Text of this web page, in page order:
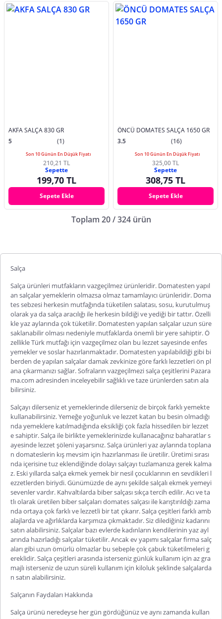
AKFA SALÇA 830 GR
5
(1)
Son 10 Günün En Düşük Fiyatı
210,21 TL
Sepette
199,70 TL
Sepete Ekle
ÖNCÜ DOMATES SALÇA 1650 GR
3.5
(16)
Son 10 Günün En Düşük Fiyatı
325,00 TL
Sepette
308,75 TL
Sepete Ekle
Toplam 20 / 324 ürün
Salça
Salça ürünleri mutfakların vazgeçilmez ürünleridir. Domatesten yapıl
an salçalar yemeklerin olmazsa olmaz tamamlayıcı ürünleridir. Doma
tes sebzesi herkesin mutfağında tüketilen salatası, sosu, kurutulmuş
olarak ya da salça aracılığı ile herkesin bildiği ve yediği bir tattır. Özelli
kle yaz aylarında çok tüketilir. Domatesten yapılan salçalar uzun süre
saklanabilir olması nedeniyle mutfaklarda önemli bir yere sahiptir. Ö
zellikle Türk mutfağı için vazgeçilmez olan bu lezzet sayesinde enfes
yemekler ve soslar hazırlanmaktadır. Domatesten yapılabildiği gibi bi
berden de yapılan salçalar damak zevkinize göre farklı lezzetleri ön pl
ana çıkarmanızı sağlar. Sofraların vazgeçilmezisalça çeşitlerini Pazara
ma.com adresinden inceleyebilir sağlıklı ve taze ürünlerden satın ala
bilirsiniz.
Salçayı dilerseniz et yemeklerinde dilerseniz de birçok farklı yemekte
kullanabilirsiniz. Yemeğe yoğunluk ve lezzet katan bu besin olmadığı
nda yemeklere katılmadığında eksikliği çok fazla hissedilen bir lezzet
e sahiptir. Salça ile birlikte yemeklerinizde kullanacağınız baharatlar s
ayesinde lezzet şöleni yaşarsınız. Salça ürünleri yaz aylarında toplana
n domateslerin kış mevsim için hazırlanması ile üretilir. Üretimi sırası
nda içerisine tuz eklendiğinde dolayı salçayı tuzlamanıza gerek kalma
z. Eski yıllarda salça ekmek yemek bir nesil çocuklarının en sevdikleri l
ezzetlerden biriydi. Günümüzde de aynı şekilde salçalı ekmek yemeyi
sevenler vardır. Kahvaltılarda biber salçası sıkça tercih edilir. Acı ve ta
tlı olarak üretilen biber salçaları domates salçası ile karıştırıldığı zama
nda ortaya çok farklı ve lezzetli bir tat çıkarır.Salça çeşitlerifarklı amb
alajlarda ve ağırlıklarda karşımıza çıkmaktadır. Siz dilediğiniz kadarını
satın alabilirsiniz. Salçalar bazı evlerde kadınların kendilerinin yaz ayl
arında hazırladığı salçalar tüketilir. Ancak ev yapımı salçalar firma salç
aları gibi uzun ömürlü olmazlar bu sebeple çok çabuk tüketilmeleri g
ereklidir.Salça çeşitleriarasında isterseniz günlük kullanım için az gra
majlı isterseniz de uzun süreli kullanım için kiloluk şeklinde salçalarda
n satın alabilirsiniz.
Salçanın Faydaları Hakkında
Salça ürünü neredeyse her gün gördüğünüz ve aynı zamanda kullan